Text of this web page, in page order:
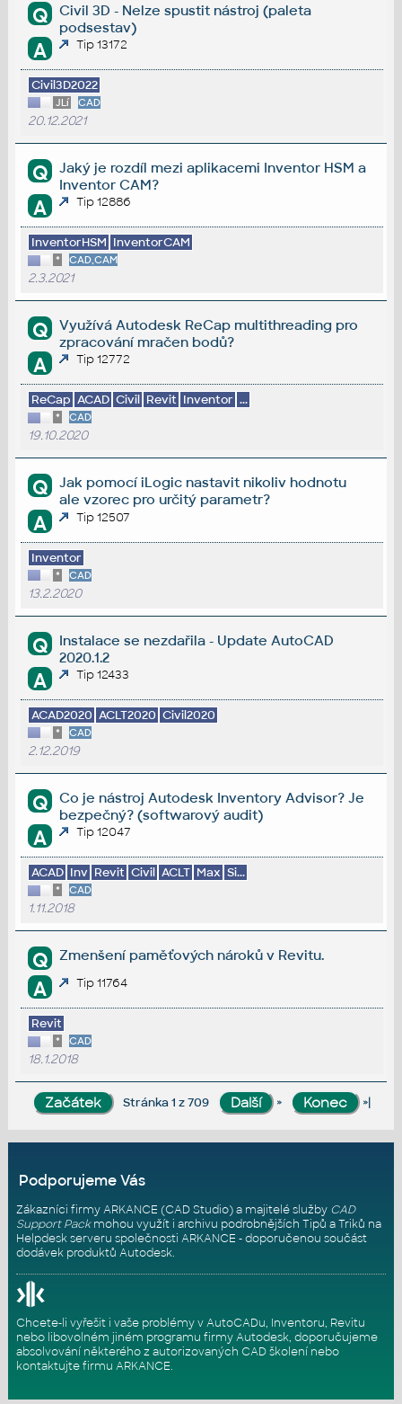
Q
Civil 3D - Nelze spustit nástroj (paleta
podsestav)
A Tip 13172
Civil3D2022
JLí CAD
20.12.2021
Q
Jaký je rozdíl mezi aplikacemi Inventor HSM a
Inventor CAM?
A Tip 12886
InventorHSM InventorCAM
* CAD,CAM
2.3.2021
Q
Využívá Autodesk ReCap multithreading pro
zpracování mračen bodů?
A Tip 12772
ReCap ACAD Civil Revit Inventor ...
* CAD
19.10.2020
Q
Jak pomocí iLogic nastavit nikoliv hodnotu
ale vzorec pro určitý parametr?
A Tip 12507
Inventor
* CAD
13.2.2020
Q
Instalace se nezdařila - Update AutoCAD
2020.1.2
A Tip 12433
ACAD2020 ACLT2020 Civil2020
* CAD
2.12.2019
Q
Co je nástroj Autodesk Inventory Advisor? Je
bezpečný? (softwarový audit)
A Tip 12047
ACAD Inv Revit Civil ACLT Max Si...
* CAD
1.11.2018
Q Zmenšení paměťových nároků v Revitu.
A Tip 11764
Revit
* CAD
18.1.2018
Stránka 1 z 709 » »|
Podporujeme Vás
Zákazníci firmy ARKANCE (CAD Studio) a majitelé služby CAD
Support Packmohou využít i archivu podrobnějších Tipů a Triků na
Helpdesk serveru společnosti ARKANCE - doporučenou součást
dodávek produktů Autodesk.
Chcete-li vyřešit i vaše problémy v AutoCADu, Inventoru, Revitu
nebo libovolném jiném programu firmy Autodesk, doporučujeme
absolvování některého z autorizovaných CAD školenínebo
kontaktujte firmu ARKANCE.